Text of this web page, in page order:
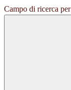
Campo di ricerca